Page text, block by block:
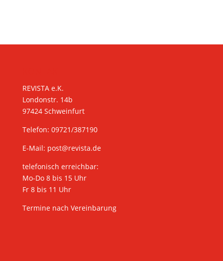
REVISTA e.K.
Londonstr. 14b
97424 Schweinfurt
Telefon: 09721/387190
E-Mail: post@revista.de
telefonisch erreichbar:
Mo-Do 8 bis 15 Uhr
Fr 8 bis 11 Uhr
Termine nach Vereinbarung